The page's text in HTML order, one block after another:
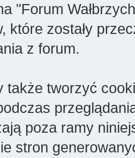
"Forum
które zostały
z forum.
także tworzyć
poza ramy
stron